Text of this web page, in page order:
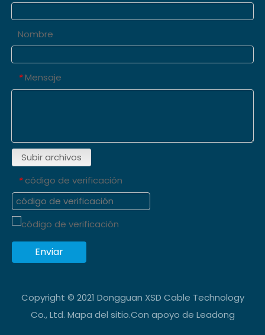
Nombre
* Mensaje
Subir archivos
* código de verificación
Enviar
Copyright © 2021 Dongguan XSD Cable Technology
Co., Ltd. Mapa del sitio.Con apoyo de Leadong